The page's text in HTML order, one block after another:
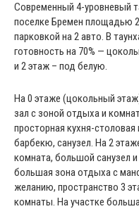
Современный 4-уровневый
поселке Бремен площадью
парковкой на 2 авто. В
готовность на 70% —
и 2 этаж – под белую.
На 0 этаже (цокольный
зал с зоной отдыха и
просторная кухня-
барбекю, санузел. На 2
комната, большой санузел
большая зона отдыха с
желанию, пространство 3
комнаты. На участке